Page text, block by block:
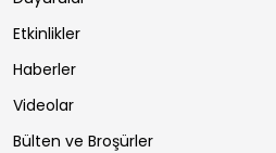
Etkinlikler
Haberler
Videolar
Bülten ve Broşürler